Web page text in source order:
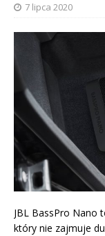
7 lipca 2020
JBL BassPro Nano
który nie zajmuje